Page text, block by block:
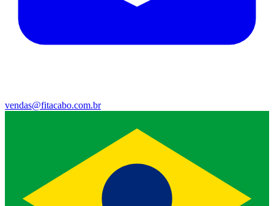
vendas@fitacabo.com.br